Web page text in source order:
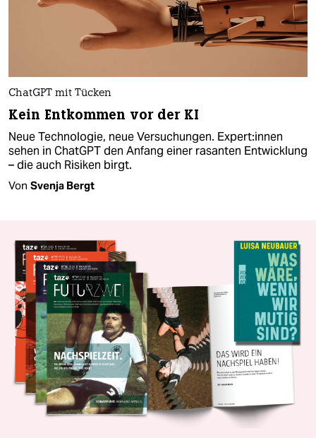
ChatGPT mit Tücken
Kein Entkommen vor der KI
Neue Technologie, neue Versuchungen. Ex­per­t:in­nen
sehen in ChatGPT den Anfang einer rasanten Entwicklung
– die auch Risiken birgt.
Von Svenja Bergt